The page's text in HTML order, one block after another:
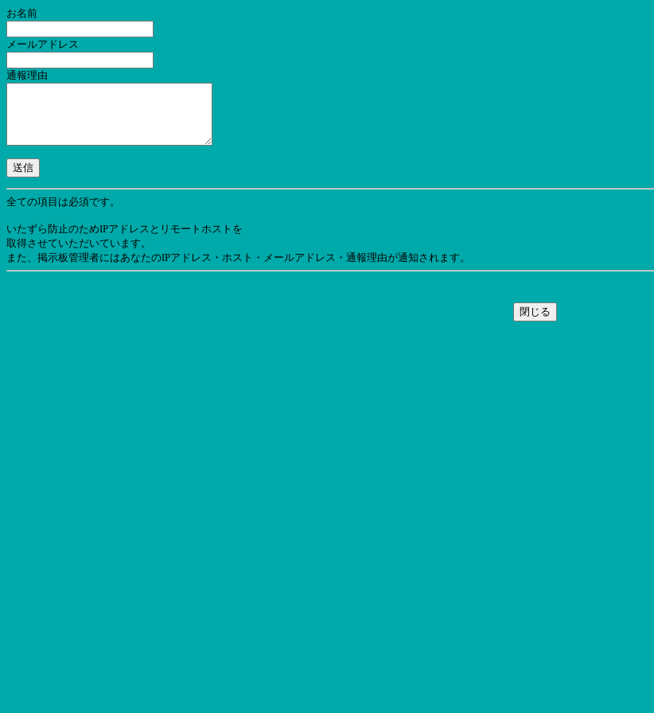
お名前
メールアドレス
通報理由
全ての項目は必須です。
いたずら防止のためIPアドレスとリモートホストを
取得させていただいています。
また、掲示板管理者にはあなたのIPアドレス・ホスト・メールアドレス・通報理由が通知されます。